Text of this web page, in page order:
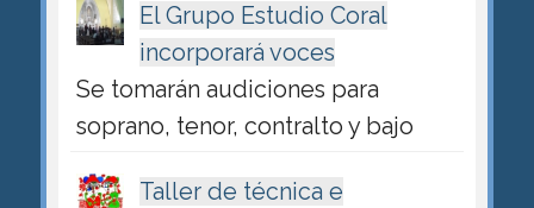
El Grupo Estudio Coral
incorporará voces
Se tomarán audiciones para
soprano, tenor, contralto y bajo
Taller de técnica e